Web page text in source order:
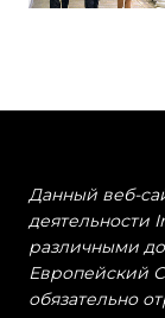
Данный веб-
деятельности
различными
Европейский
обязательно